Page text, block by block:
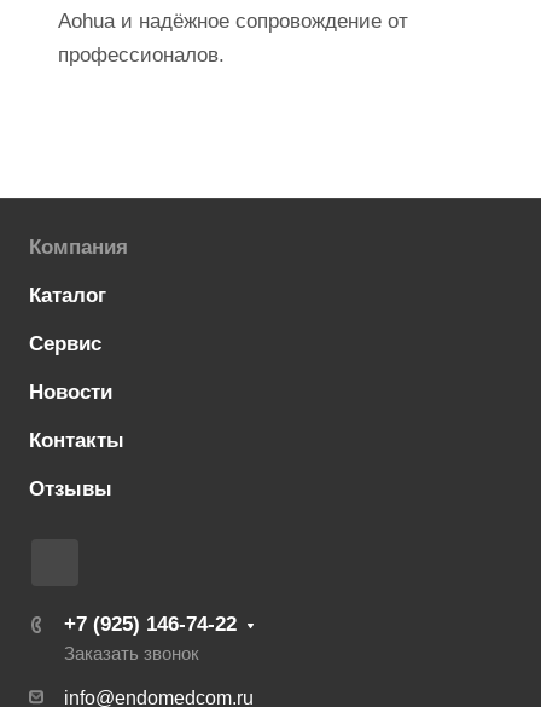
Aohua и надёжное сопровождение от
профессионалов.
Компания
Каталог
Сервис
Новости
Контакты
Отзывы
+7 (925) 146-74-22
Заказать звонок
info@endomedcom.ru